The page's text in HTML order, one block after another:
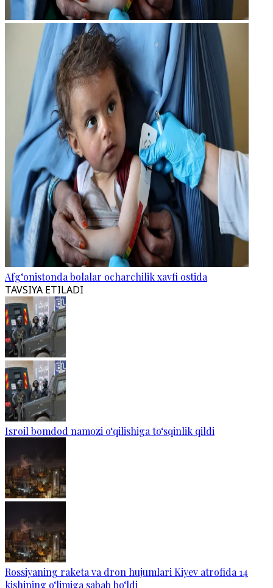
Afg‘onistonda bolalar ocharchilik xavfi ostida
TAVSIYA ETILADI
Isroil bomdod namozi o‘qilishiga to‘sqinlik qildi
Rossiyaning raketa va dron hujumlari Kiyev atrofida 14
kishining o‘limiga sabab bo‘ldi